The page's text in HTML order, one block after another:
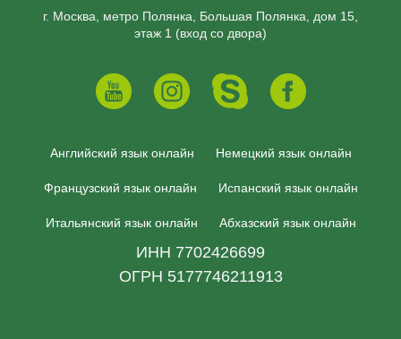
г. Москва, метро Полянка, Большая Полянка, дом 15,
этаж 1 (вход со двора)
Английский язык онлайн Немецкий язык онлайн
Французский язык онлайн Испанский язык онлайн
Итальянский язык онлайн Абхазский язык онлайн
ИНН 7702426699
ОГРН 5177746211913